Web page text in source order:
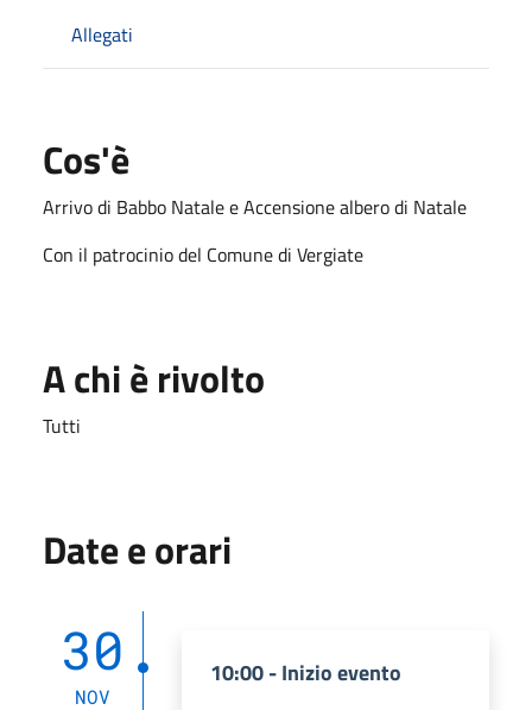
Allegati
Cos'è
Arrivo di Babbo Natale e Accensione albero di Natale
Con il patrocinio del Comune di Vergiate
A chi è rivolto
Tutti
Date e orari
30
NOV
10:00 - Inizio evento